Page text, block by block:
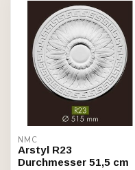
NMC
Arstyl R23
Durchmesser 51,5 cm